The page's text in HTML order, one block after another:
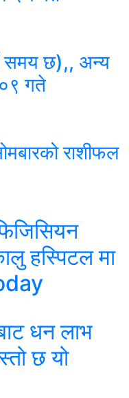
समय छ),, अन्य
गते
राशीफल
हस्पिटल मा
धन लाभ
छ यो